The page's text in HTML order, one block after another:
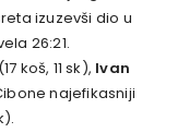
izuzevši dio u
26:21.
(17 koš, 11 sk), Ivan
najefikasniji